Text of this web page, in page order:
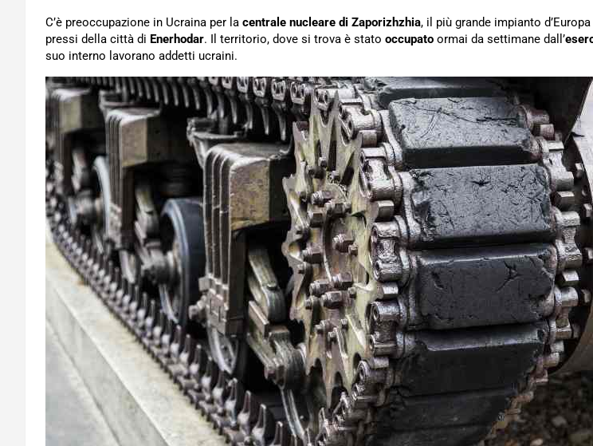
C’è preoccupazione in Ucraina per la centrale nucleare di Zaporizhzhia, il più grande impianto
pressi della città di Enerhodar. Il territorio, dove si trova è stato occupato ormai da settimane dall’
suo interno lavorano addetti ucraini.